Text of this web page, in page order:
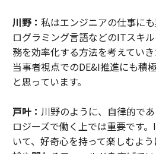
川野： 私はエンジニアの仕事に
ログラミング言語などのITスキ
務を効率化する方法を考えていき
当事者視点でのDE&I推進にも積
と思っています。
戸叶： 川野のように、自律的で
ロジーズで働く上では重要です
いて、好奇心を持って楽しむよ